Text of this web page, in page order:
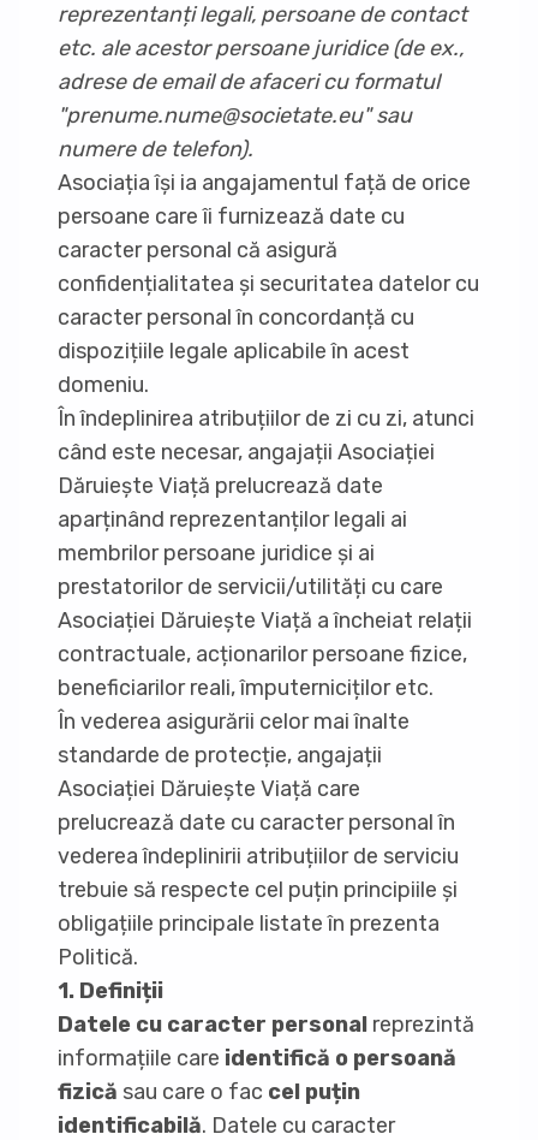
reprezentanți legali, persoane de contact
etc. ale acestor persoane juridice (de ex.,
adrese de email de afaceri cu formatul
"prenume.nume@societate.eu" sau
numere de telefon).
Asociația își ia angajamentul față de orice
persoane care îi furnizează date cu
caracter personal că asigură
confidențialitatea și securitatea datelor cu
caracter personal în concordanță cu
dispozițiile legale aplicabile în acest
domeniu.
În îndeplinirea atribuțiilor de zi cu zi, atunci
când este necesar, angajații Asociației
Dăruiește Viață prelucrează date
aparținând reprezentanților legali ai
membrilor persoane juridice și ai
prestatorilor de servicii/utilități cu care
Asociației Dăruiește Viață a încheiat relații
contractuale, acționarilor persoane fizice,
beneficiarilor reali, împuterniciților etc.
În vederea asigurării celor mai înalte
standarde de protecție, angajații
Asociației Dăruiește Viață care
prelucrează date cu caracter personal în
vederea îndeplinirii atribuțiilor de serviciu
trebuie să respecte cel puțin principiile și
obligațiile principale listate în prezenta
Politică.
1. Definiții
Datele cu caracter personal reprezintă
informațiile care identifică o persoană
fizică sau care o fac cel puțin
identificabilă. Datele cu caracter